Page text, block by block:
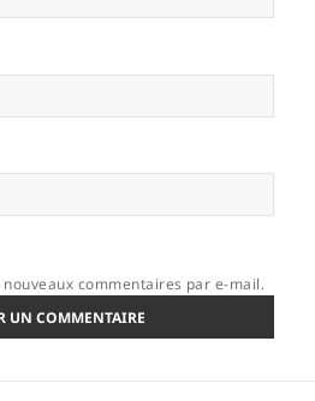
commentaires par e-mail.